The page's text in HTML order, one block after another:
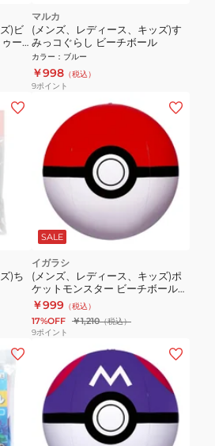
)ビ
ー
マルカ
(メンズ、レディース、キッズ)す
みっコぐらし ビーチボール
カラー ： ブルー
￥998 （税込）
9ポイント
)ち
SALE
イガラシ
(メンズ、レディース、キッズ)ポ
ケットモンスター ビーチボール
モンスターボール 40cm AHB-
￥999 （税込）
17%OFF ￥1,210（税込）
9ポイント